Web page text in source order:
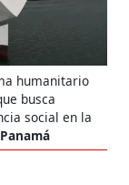
humanitario
busca
social en la